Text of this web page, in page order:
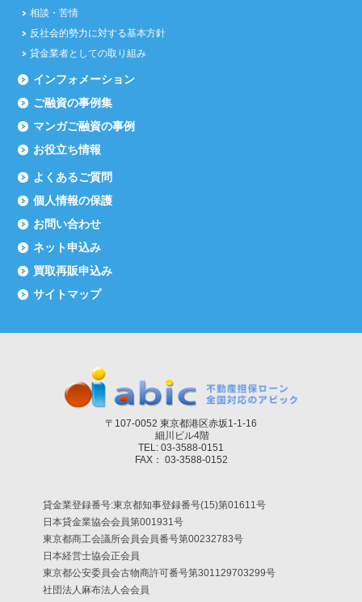
相談・苦情
反社会的勢力に対する基本方針
貸金業者としての取り組み
インフォメーション
ご融資の事例集
マンガご融資の事例
お役立ち情報
よくあるご質問
個人情報の保護
お問い合わせ
ネット申込み
買取再販申込み
サイトマップ
〒107-0052 東京都港区赤坂1-1-16
細川ビル4階
TEL: 03-3588-0151
FAX： 03-3588-0152
貸金業登録番号:東京都知事登録番号(15)第01611号
日本貸金業協会会員第001931号
東京都商工会議所会員会員番号第00232783号
日本経営士協会正会員
東京都公安委員会古物商許可番号第301129703299号
社団法人麻布法人会会員